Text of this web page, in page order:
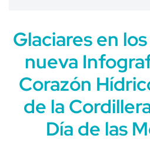
Glaciares en
nueva
Corazón
de la
Día de las